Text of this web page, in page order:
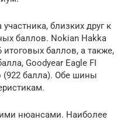
близких друг к
баллов. Nokian Hakka
баллов, а также,
Goodyear Eagle FI
(922 балла). Обе шины
нюансами. Наиболее